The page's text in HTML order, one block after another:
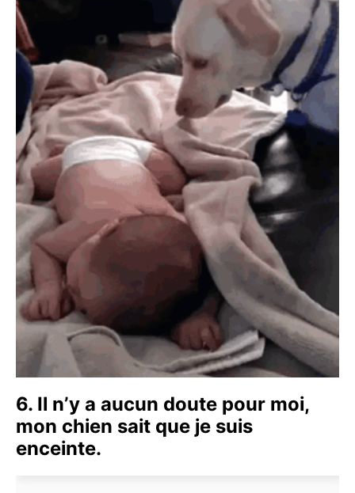
6. Il n’y a aucun doute pour moi,
mon chien sait que je suis
enceinte.